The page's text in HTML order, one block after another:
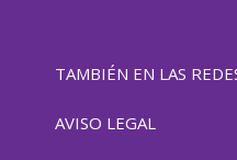
TAMBIÉN EN LAS
AVISO LEGAL